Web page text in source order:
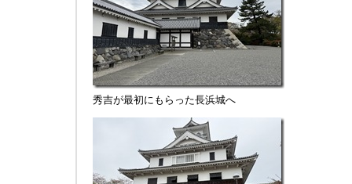
秀吉が最初にもらった長浜城へ